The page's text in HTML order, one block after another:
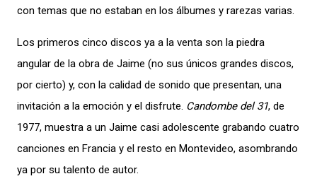
con temas que no estaban en los álbumes y rarezas varias.
Los primeros cinco discos ya a la venta son la piedra
angular de la obra de Jaime (no sus únicos grandes discos,
por cierto) y, con la calidad de sonido que presentan, una
invitación a la emoción y el disfrute. Candombe del 31, de
1977, muestra a un Jaime casi adolescente grabando cuatro
canciones en Francia y el resto en Montevideo, asombrando
ya por su talento de autor.